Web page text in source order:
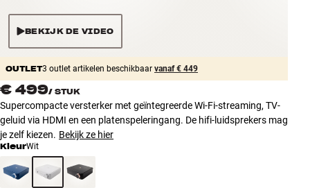
Winkels
Klantenservice
Bouw met geluid
BEKIJK DE VIDEO
OUTLET3 outlet artikelen beschikbaar vanaf € 449
€ 499/ STUK
Supercompacte versterker met geïntegreerde Wi-Fi-streaming, TV-
geluid via HDMI en een platenspeleringang. De hifi-luidsprekers mag
je zelf kiezen. Bekijk ze hier
KleurWit